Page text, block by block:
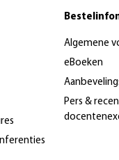
Algemene
eBoeken
Pers &